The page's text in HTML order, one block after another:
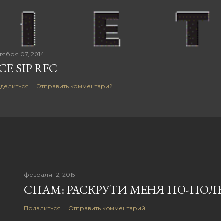
07, 2014
SIP RFC
Отправить комментарий
февраля 12, 2015
СПАМ: РАСКРУТИ МЕНЯ ПО-
Поделиться Отправить комментарий